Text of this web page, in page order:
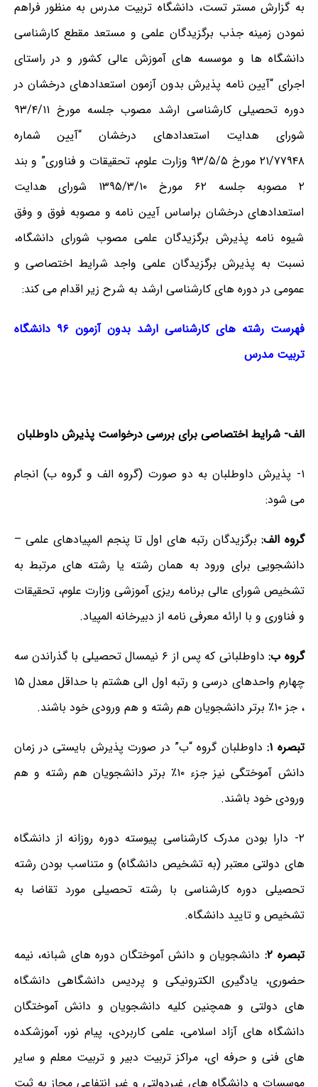
به گزارش مستر تست، دانشگاه تربیت مدرس به منظور فراهم
نمودن زمینه جذب برگزیدگان علمی و مستعد مقطع کارشناسی
دانشگاه ها و موسسه های آموزش عالی کشور و در راستای
اجرای “آیین نامه پذیرش بدون آزمون استعدادهای درخشان در
دوره تحصیلی کارشناسی ارشد مصوب جلسه مورخ ۹۳/۴/۱۱
شورای هدایت استعدادهای درخشان “آیین شماره
۲۱/۷۷۹۴۸
مورخ ۹۳/۵/۵ وزارت علوم، تحقیقات و فناوری” و بند
۲ مصوبه جلسه ۶۲ مورخ ۱۳۹۵/۳/۱۰ شورای هدایت
استعدادهای درخشان براساس آیین نامه و مصوبه فوق و وفق
شیوه نامه پذیرش برگزیدگان علمی مصوب شورای دانشگاه،
نسبت به پذیرش برگزیدگان علمی واجد شرایط اختصاصی و
عمومی در دوره های کارشناسی ارشد به شرح زیر اقدام می کند:
فهرست رشته های کارشناسی ارشد بدون آزمون ۹۶ دانشگاه
تربیت مدرس
الف- شرایط اختصاصی برای بررسی درخواست پذیرش داوطلبان
۱- پذیرش داوطلبان به دو صورت (گروه الف و گروه ب) انجام
می شود:
گروه الف:برگزیدگان رتبه های اول تا پنجم المپیادهای علمی –
دانشجویی برای ورود به همان رشته یا رشته های مرتبط به
تشخیص شورای عالی برنامه ریزی آموزشی وزارت علوم، تحقیقات
و فناوری و با ارائه معرفی نامه از دبیرخانه المپیاد.
گروه ب:
داوطلبانی که پس از ۶ نیمسال تحصیلی با گذراندن سه
چهارم واحدهای درسی و رتبه اول الی هشتم با حداقل معدل ۱۵
، جز ۱۰٪ برتر دانشجویان هم رشته و هم ورودی خود باشند.
تبصره ۱: داوطلبان گروه “ب” در صورت پذیرش بایستی در زمان
دانش آموختگی نیز جزء ۱۰٪ برتر دانشجویان هم رشته و هم
ورودی خود باشند.
۲- دارا بودن مدرک کارشناسی پیوسته دوره روزانه از دانشگاه
های دولتی معتبر (به تشخیص دانشگاه) و متناسب بودن رشته
تحصیلی دوره کارشناسی با رشته تحصیلی مورد تقاضا به
تشخیص و تایید دانشگاه.
تبصره ۲:
دانشجویان و دانش آموختگان دوره های شبانه، نیمه
حضوری، یادگیری الکترونیکی و پردیس دانشگاهی دانشگاه
های دولتی و همچنین کلیه دانشجویان و دانش آموختگان
دانشگاه های آزاد اسلامی، علمی کاربردی، پیام نور، آموزشکده
های فنی و حرفه ای، مراکز تربیت دبیر و تربیت معلم و سایر
موسسات و دانشگاه های غیردولتی و غیر انتفاعی مجاز به ثبت